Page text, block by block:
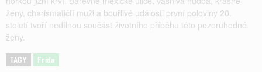
ženy, charismatičtí muži a bouřlivé události první poloviny 20.
století tvoří nedílnou součást životního příběhu této pozoruhodné
ženy.
TAGY Frida